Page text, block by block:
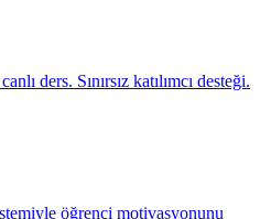
ders. Sınırsız katılımcı desteği.
öğrenci motivasyonunu